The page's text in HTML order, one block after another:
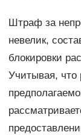
Штраф за
невелик,
блокировки
Учитывая, что